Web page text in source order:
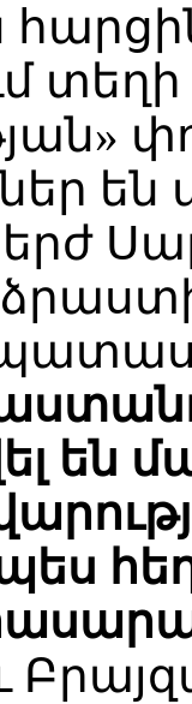
են
են